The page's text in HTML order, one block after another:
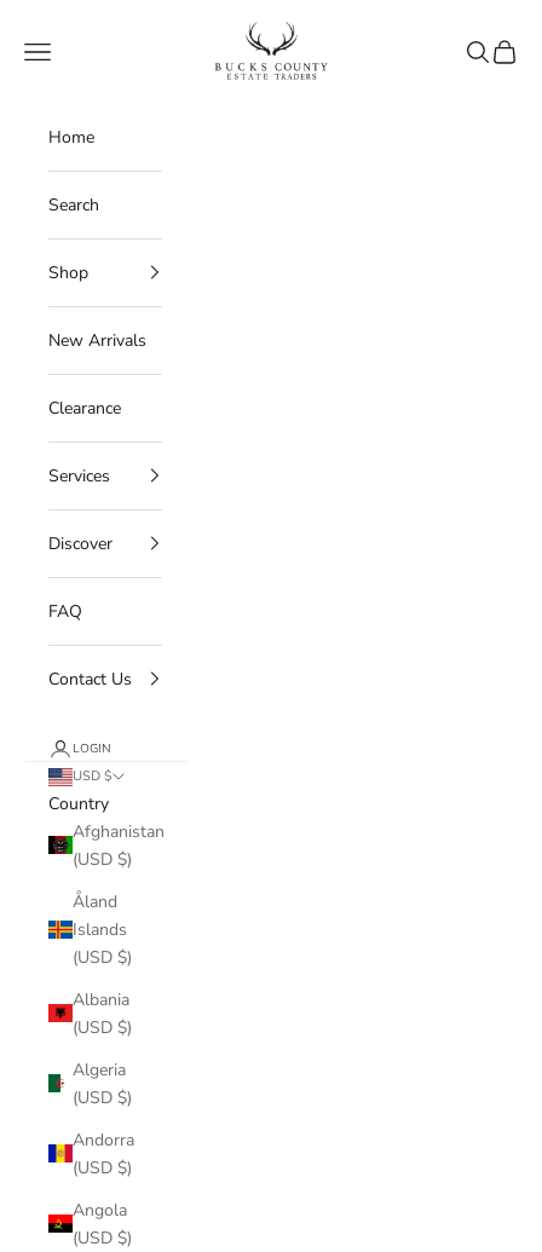
Bucks County Estate Traders
Navigation menu
Search
Cart
Home
Search
Shop
New Arrivals
Clearance
Services
Discover
FAQ
Contact Us
LOGIN
USD $
Country
Afghanistan
(USD $)
Åland
Islands
(USD $)
Albania
(USD $)
Algeria
(USD $)
Andorra
(USD $)
Angola
(USD $)